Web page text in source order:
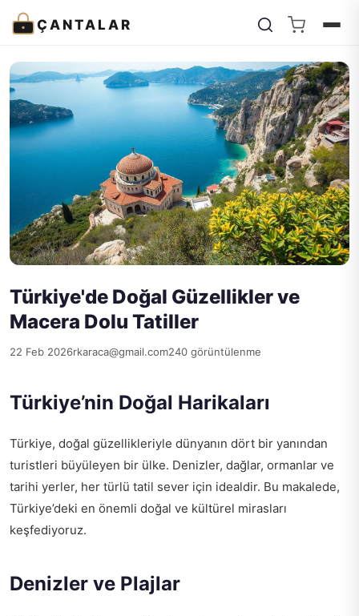
ÇANTALAR
Türkiye'de Doğal Güzellikler ve
Macera Dolu Tatiller
22 Feb 2026rkaraca@gmail.com240 görüntülenme
Türkiye’nin Doğal Harikaları
Türkiye, doğal güzellikleriyle dünyanın dört bir yanından
turistleri büyüleyen bir ülke. Denizler, dağlar, ormanlar ve
tarihi yerler, her türlü tatil sever için idealdir. Bu makalede,
Türkiye’deki en önemli doğal ve kültürel mirasları
keşfediyoruz.
Denizler ve Plajlar